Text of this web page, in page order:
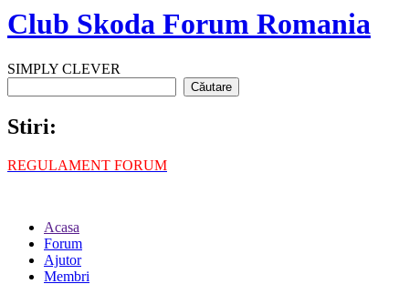
Club Skoda Forum Romania
SIMPLY CLEVER
Stiri:
REGULAMENT FORUM
Acasa
Forum
Ajutor
Membri